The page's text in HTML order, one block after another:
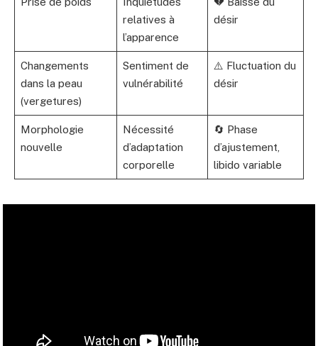
relatives à
l’apparence
désir
Changements
dans la peau
(vergetures)
Sentiment de
vulnérabilité
⚠️ Fluctuation du
désir
Morphologie
nouvelle
Nécessité
d’adaptation
corporelle
🔄 Phase
d’ajustement,
libido variable